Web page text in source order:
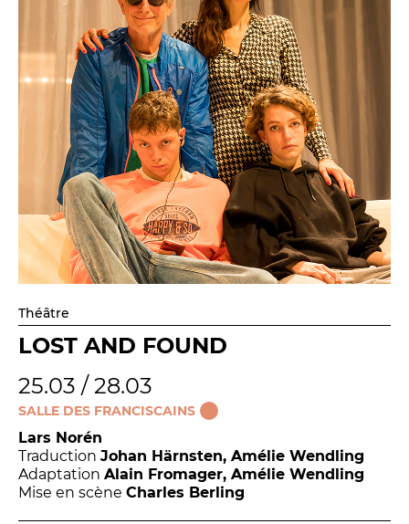
Théâtre
LOST AND FOUND
25.03 / 28.03
SALLE DES FRANCISCAINS
Lars Norén
Traduction Johan Härnsten, Amélie Wendling
Adaptation Alain Fromager, Amélie Wendling
Mise en scène Charles Berling